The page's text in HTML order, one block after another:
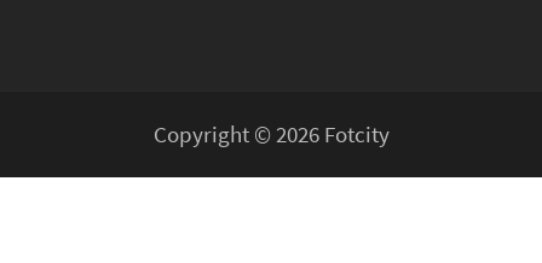
Copyright © 2026 Fotcity